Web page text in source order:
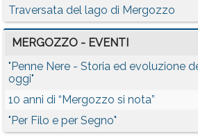
Traversata del lago di Mergozzo
MERGOZZO - EVENTI
"Penne Nere - Storia ed evoluzione
oggi"
10 anni di “Mergozzo si nota”
"Per Filo e per Segno"